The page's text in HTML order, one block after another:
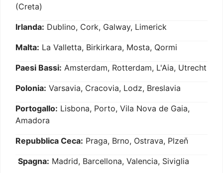
(Creta)
Irlanda: Dublino, Cork, Galway, Limerick
Malta: La Valletta, Birkirkara, Mosta, Qormi
Paesi Bassi: Amsterdam, Rotterdam, L'Aia, Utrecht
Polonia: Varsavia, Cracovia, Lodz, Breslavia
Portogallo: Lisbona, Porto, Vila Nova de Gaia,
Amadora
Repubblica Ceca: Praga, Brno, Ostrava, Plzeň
Spagna: Madrid, Barcellona, Valencia, Siviglia